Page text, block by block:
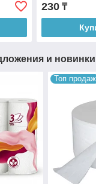
230₸
и новинки
Топ продаж